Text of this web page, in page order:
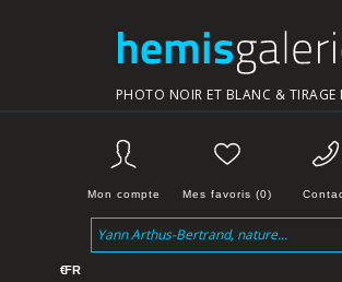
PHOTO NOIR ET BLANC & TIRAGE
Mes favoris (0)
Mon compte
€FR